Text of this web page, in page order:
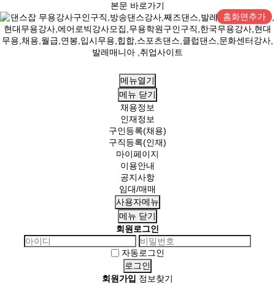
본문 바로가기
홈화면추가
메뉴열기
메뉴 닫기
채용정보
인재정보
구인등록(채용)
구직등록(인재)
마이페이지
이용안내
공지사항
임대/매매
사용자메뉴
메뉴 닫기
회원로그인
자동로그인
회원가입 정보찾기